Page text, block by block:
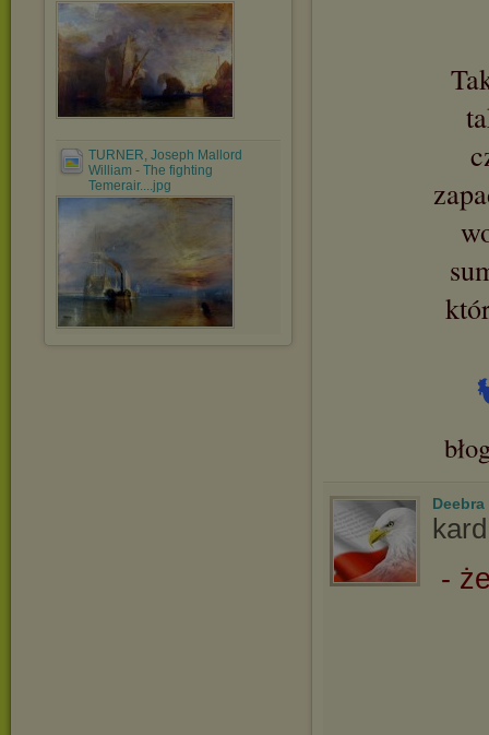
TURNER, Joseph Mallord
William - The fighting
Temerair....jpg
Deebra
-